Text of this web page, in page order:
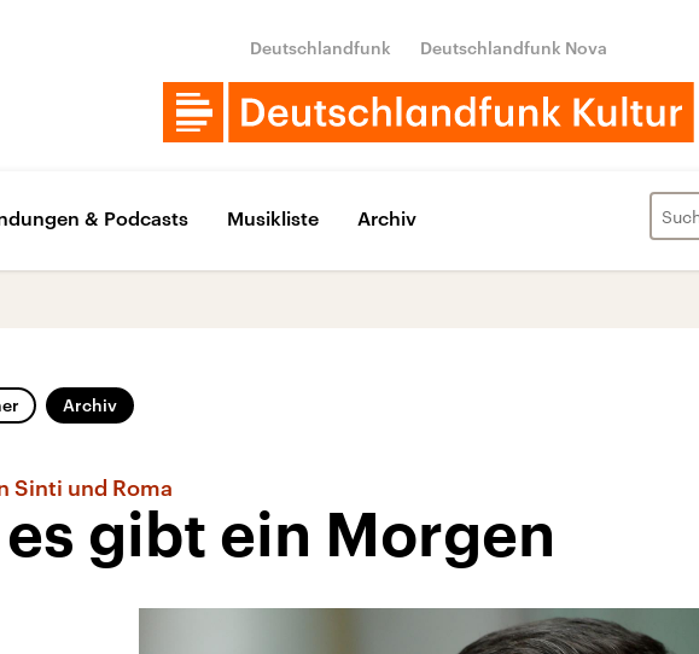
Deutschlandfunk Deutschlandfunk Nova
& Podcasts Musikliste Archiv
Archiv
Sinti und Roma
gibt ein Morgen